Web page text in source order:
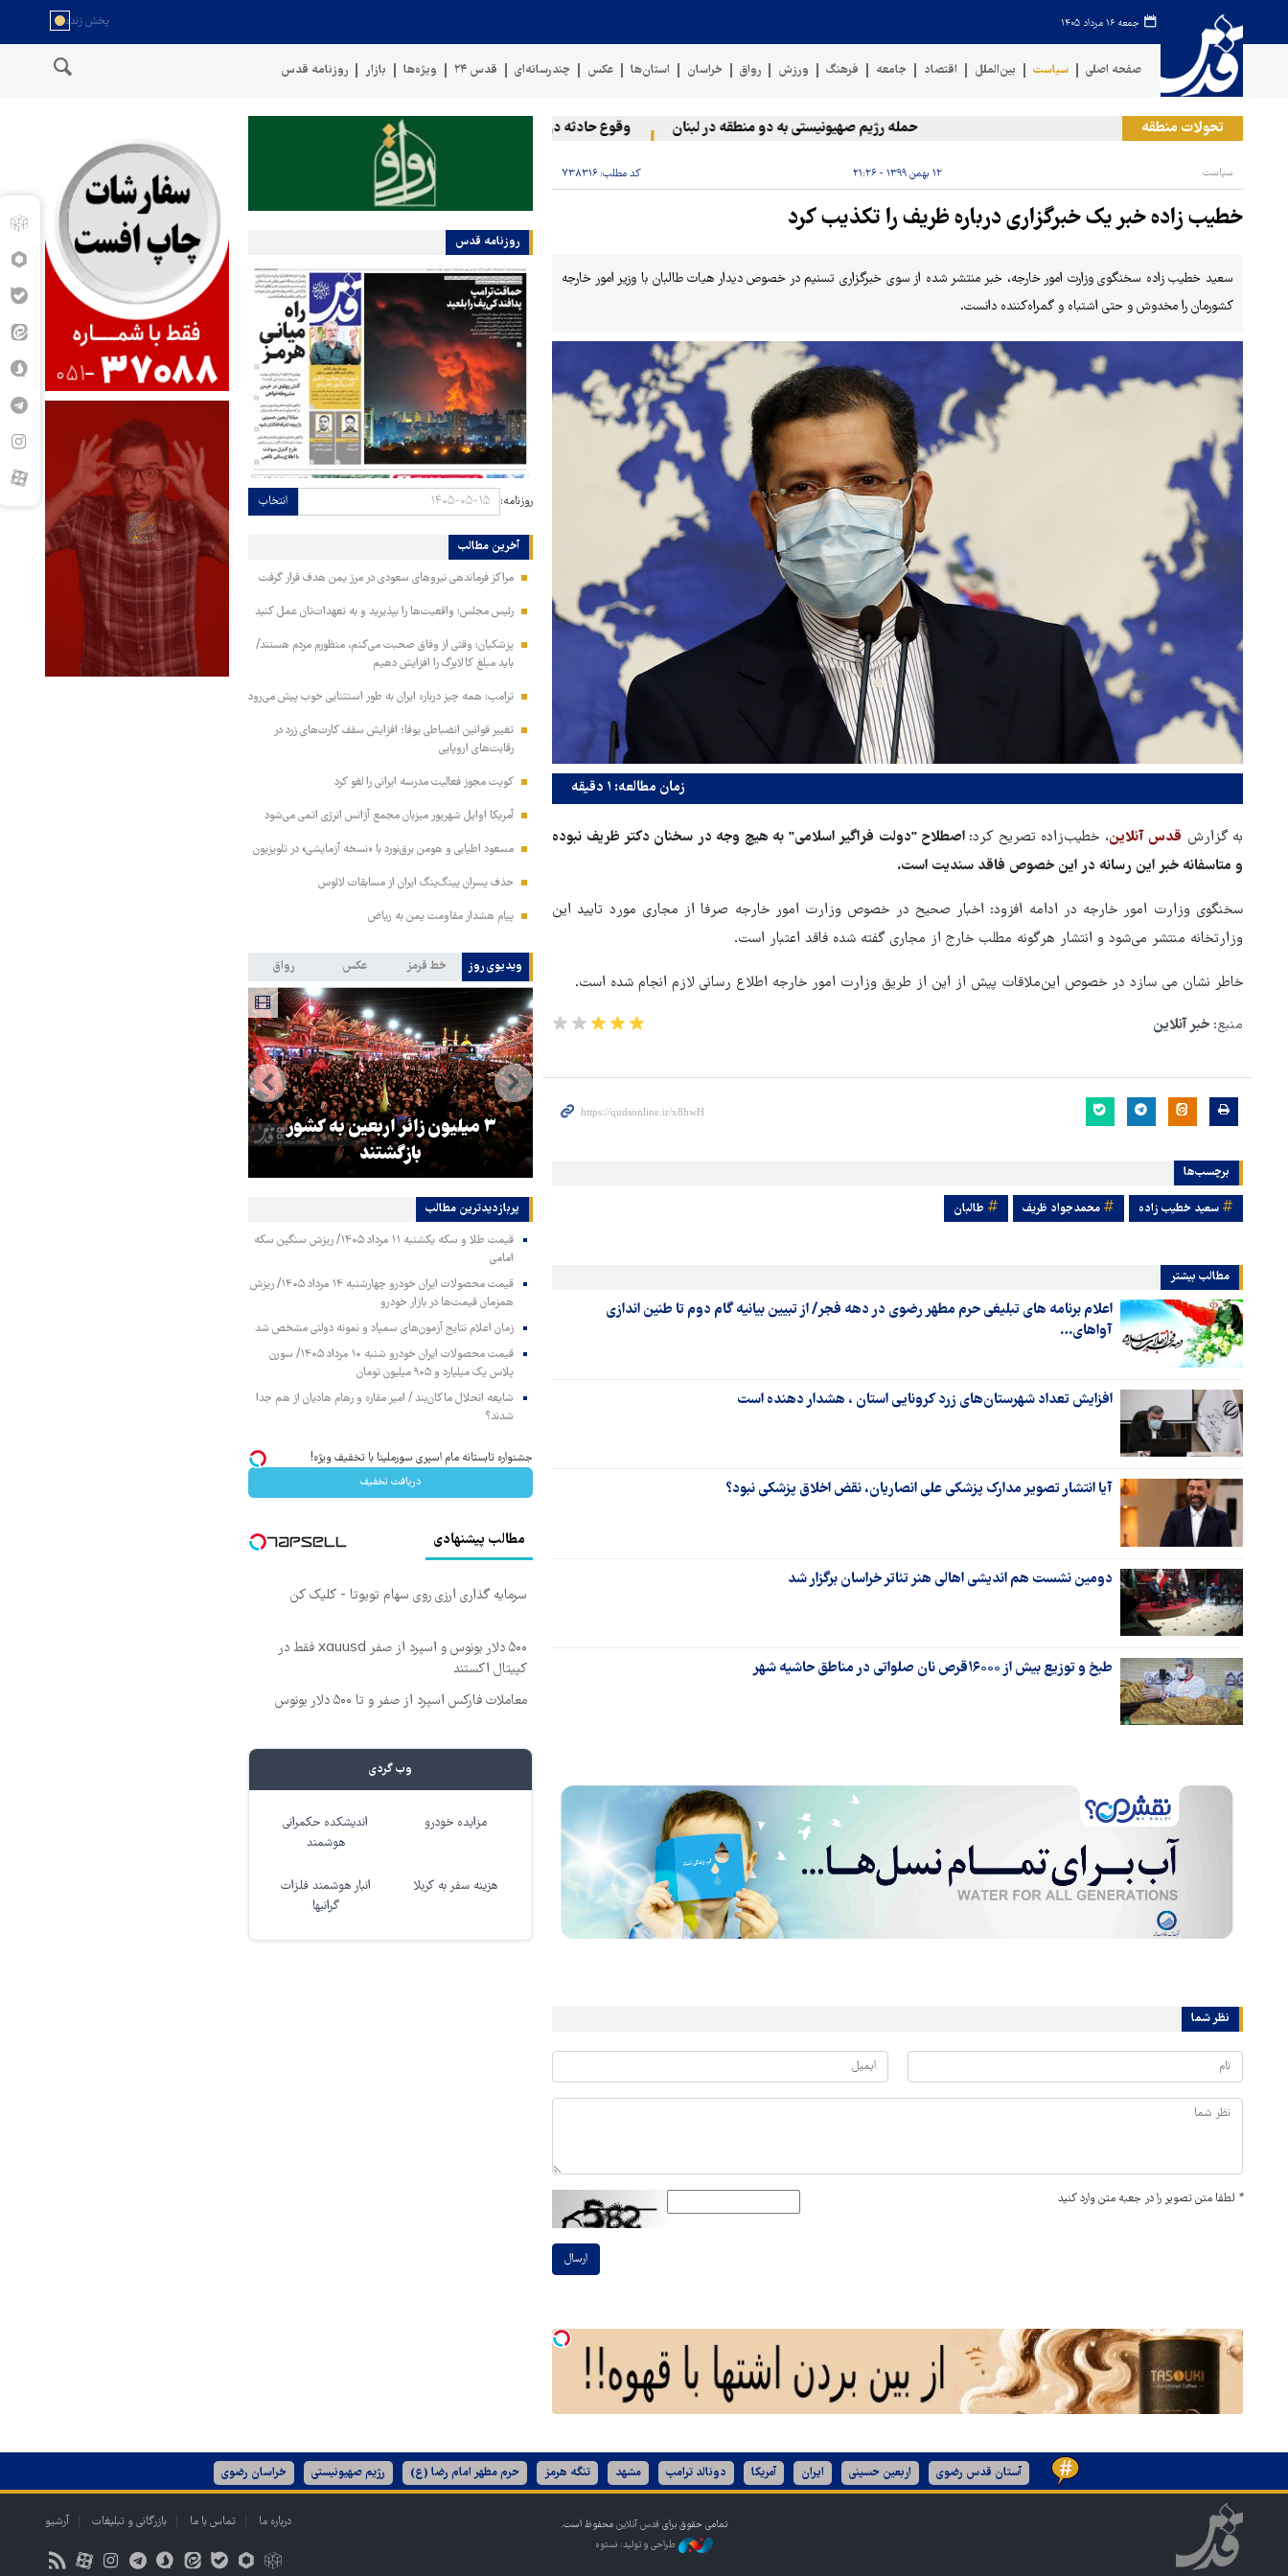
جمعه ۱۶ مرداد ۱۴۰۵
صفحه اصلی سیاست بین‌الملل اقتصاد جامعه فرهنگ ورزش رواق خراسان استان‌ها عکس چندرسانه‌ای قدس ۲۴ ویژه‌ها بازار روزنامه قدس
تحولات منطقه حمله رژیم صهیونیستی به دو منطقه در لبنان وقوع حادثه دریایی در سواحل عمان سخنگوی نیروهای مسلح یمن: کشتی نفتی عربستان را با موشک بالستیک
سیاست ۱۲ بهمن ۱۳۹۹ - ۲۱:۲۶ کد مطلب: ۷۳۸۳۱۶
خطیب زاده خبر یک خبرگزاری درباره ظریف را تکذیب کرد
سعید خطیب زاده سخنگوی وزارت امور خارجه، خبر منتشر شده از سوی خبرگزاری تسنیم در خصوص دیدار هیات طالبان با وزیر امور خارجه
کشورمان را مخدوش و حتی اشتباه و گمراه‌کننده دانست.
زمان مطالعه: ۱ دقیقه
به گزارش قدس آنلاین، خطیب‌زاده تصریح کرد: اصطلاح "دولت فراگیر اسلامی" به هیچ وجه در سخنان دکتر ظریف نبوده
و متاسفانه خبر این رسانه در این خصوص فاقد سندیت است.
سخنگوی وزارت امور خارجه در ادامه افزود: اخبار صحیح در خصوص وزارت امور خارجه صرفا از مجاری مورد تایید این
وزارتخانه منتشر می‌شود و انتشار هرگونه مطلب خارج از مجاری گفته شده فاقد اعتبار است.
خاطر نشان می سازد در خصوص این‌ملاقات پیش از این از طریق وزارت امور خارجه اطلاع رسانی لازم انجام شده است.
منبع: خبر آنلاین
برچسب‌ها
سعید خطیب زاده محمدجواد ظریف طالبان
مطالب بیشتر
اعلام برنامه های تبلیغی حرم مطهر رضوی در دهه فجر/ از تبیین بیانیه گام دوم تا طنین اندازی
آواهای…
افزایش تعداد شهرستان‌های زرد کرونایی استان ، هشدار دهنده است
آیا انتشار تصویر مدارک پزشکی علی انصاریان، نقض اخلاق پزشکی نبود؟
دومین نشست هم اندیشی اهالی هنر تئاتر خراسان برگزار شد
طبخ و توزیع بیش از ۱۶۰۰۰قرص نان صلواتی در مناطق حاشیه شهر
نظر شما
* لطفا متن تصویر را در جعبه متن وارد کنید
ارسال
روزنامه قدس
روزنامه: انتخاب
آخرین مطالب
مراکز فرماندهی نیروهای سعودی در مرز یمن هدف قرار گرفت
رئیس مجلس: واقعیت‌ها را بپذیرید و به تعهدات‌تان عمل کنید
پزشکیان: وقتی از وفاق صحبت می‌کنم، منظورم مردم هستند/
باید مبلغ کالابرگ را افزایش دهیم
ترامپ: همه چیز درباره ایران به طور استثنایی خوب پیش می‌رود
تغییر قوانین انضباطی یوفا؛ افزایش سقف کارت‌های زرد در
رقابت‌های اروپایی
کویت مجوز فعالیت مدرسه ایرانی را لغو کرد
آمریکا اوایل شهریور میزبان مجمع آژانس انرژی اتمی می‌شود
مسعود اطیابی و هومن برق‌نورد با «نسخه آزمایشی» در تلویزیون
حذف پسران پینگ‌پنگ ایران از مسابقات لائوس
پیام هشدار مقاومت یمن به ریاض
ویدیوی روز خط قرمز عکس رواق
۳ میلیون زائر اربعین به کشور
بازگشتند
پربازدیدترین‌ مطالب
قیمت طلا و سکه یکشنبه ۱۱ مرداد ۱۴۰۵/ ریزش سنگین سکه
امامی
قیمت محصولات ایران خودرو چهارشنبه ۱۴ مرداد ۱۴۰۵/ ریزش
همزمان قیمت‌ها در بازار خودرو
زمان اعلام نتایج آزمون‌های سمپاد و نمونه دولتی مشخص شد
قیمت محصولات ایران خودرو شنبه ۱۰ مرداد ۱۴۰۵/ سورن
پلاس یک میلیارد و ۹۰۵ میلیون تومان
شایعه انحلال ماکان‌بند / امیر مقاره و رهام هادیان از هم جدا
شدند؟
جشنواره تابستانه مام اسپری سورملینا با تخفیف ویژه!
دریافت تخفیف
مطالب پیشنهادی
سرمایه گذاری ارزی روی سهام تویوتا - کلیک کن
۵۰۰ دلار بونوس و اسپرد از صفر xauusd فقط در
کپیتال اکستند
معاملات فارکس اسپرد از صفر و تا ۵۰۰ دلار بونوس
وب گردی
مزایده خودرو
اندیشکده حکمرانی
هوشمند
هزینه سفر به کربلا
انبار هوشمند فلزات
گرانبها
آستان قدس رضوی اربعین حسینی ایران آمریکا دونالد ترامپ مشهد تنگه هرمز حرم مطهر امام رضا (ع) رژیم صهیونیستی خراسان رضوی
تمامی حقوق برای قدس آنلاین محفوظ است.
طراحی و تولید: نستوه
درباره ما تماس با ما بازرگانی و تبلیغات آرشیو